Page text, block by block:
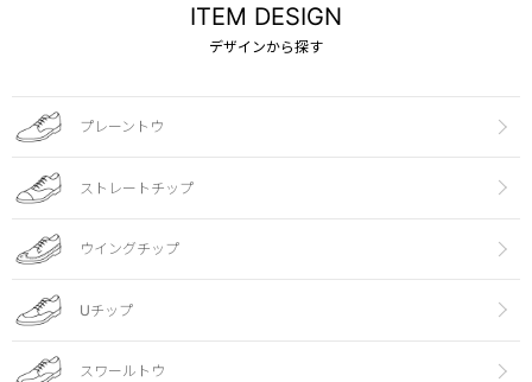
ITEM DESIGN
デザインから探す
プレーントウ
ストレートチップ
ウイングチップ
Uチップ
スワールトウ